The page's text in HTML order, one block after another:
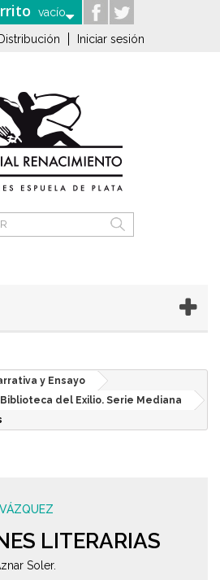
vacío
Distribución Iniciar sesión
y Ensayo
Biblioteca del Exilio. Serie Mediana
LITERARIAS
Soler.